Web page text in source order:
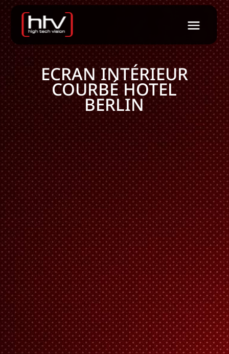
ECRAN INTÉRIEUR
COURBÉ HOTEL
BERLIN